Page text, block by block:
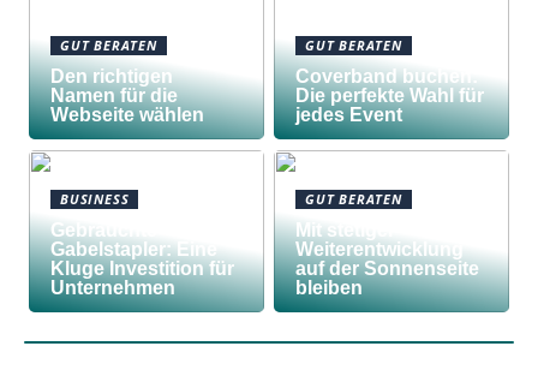
GUT BERATEN
Den richtigen
Namen für die
Webseite wählen
GUT BERATEN
Coverband buchen:
Die perfekte Wahl für
jedes Event
BUSINESS
Gebrauchte
Gabelstapler: Eine
Kluge Investition für
Unternehmen
GUT BERATEN
Mit stetiger
Weiterentwicklung
auf der Sonnenseite
bleiben